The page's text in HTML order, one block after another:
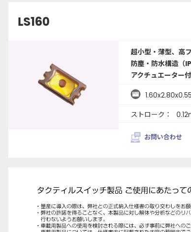
LS160
超小型・薄型、高
防塵・防水構造（
アクチュエーター
ストローク：
お問い合わせ